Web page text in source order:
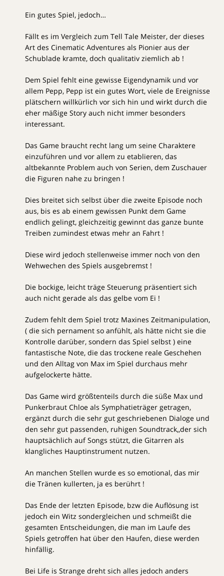
Ein gutes Spiel, jedoch…
Fällt es im Vergleich zum Tell Tale Meister, der dieses
Art des Cinematic Adventures als Pionier aus der
Schublade kramte, doch qualitativ ziemlich ab !
Dem Spiel fehlt eine gewisse Eigendynamik und vor
allem Pepp, Pepp ist ein gutes Wort, viele de Ereignisse
plätschern willkürlich vor sich hin und wirkt durch die
eher mäßige Story auch nicht immer besonders
interessant.
Das Game braucht recht lang um seine Charaktere
einzuführen und vor allem zu etablieren, das
altbekannte Problem auch von Serien, dem Zuschauer
die Figuren nahe zu bringen !
Dies breitet sich selbst über die zweite Episode noch
aus, bis es ab einem gewissen Punkt dem Game
endlich gelingt, gleichzeitig gewinnt das ganze bunte
Treiben zumindest etwas mehr an Fahrt !
Diese wird jedoch stellenweise immer noch von den
Wehwechen des Spiels ausgebremst !
Die bockige, leicht träge Steuerung präsentiert sich
auch nicht gerade als das gelbe vom Ei !
Zudem fehlt dem Spiel trotz Maxines Zeitmanipulation,
( die sich pernament so anfühlt, als hätte nicht sie die
Kontrolle darüber, sondern das Spiel selbst ) eine
fantastische Note, die das trockene reale Geschehen
und den Alltag von Max im Spiel durchaus mehr
aufgelockerte hätte.
Das Game wird größtenteils durch die süße Max und
Punkerbraut Chloe als Symphatieträger getragen,
ergänzt durch die sehr gut geschriebenen Dialoge und
den sehr gut passenden, ruhigen Soundtrack,,der sich
hauptsächlich auf Songs stützt, die Gitarren als
klangliches Hauptinstrument nutzen.
An manchen Stellen wurde es so emotional, das mir
die Tränen kullerten, ja es berührt !
Das Ende der letzten Episode, bzw die Auflösung ist
jedoch ein Witz sondergleichen und schmeißt die
gesamten Entscheidungen, die man im Laufe des
Spiels getroffen hat über den Haufen, diese werden
hinfällig.
Bei Life is Strange dreht sich alles jedoch anders